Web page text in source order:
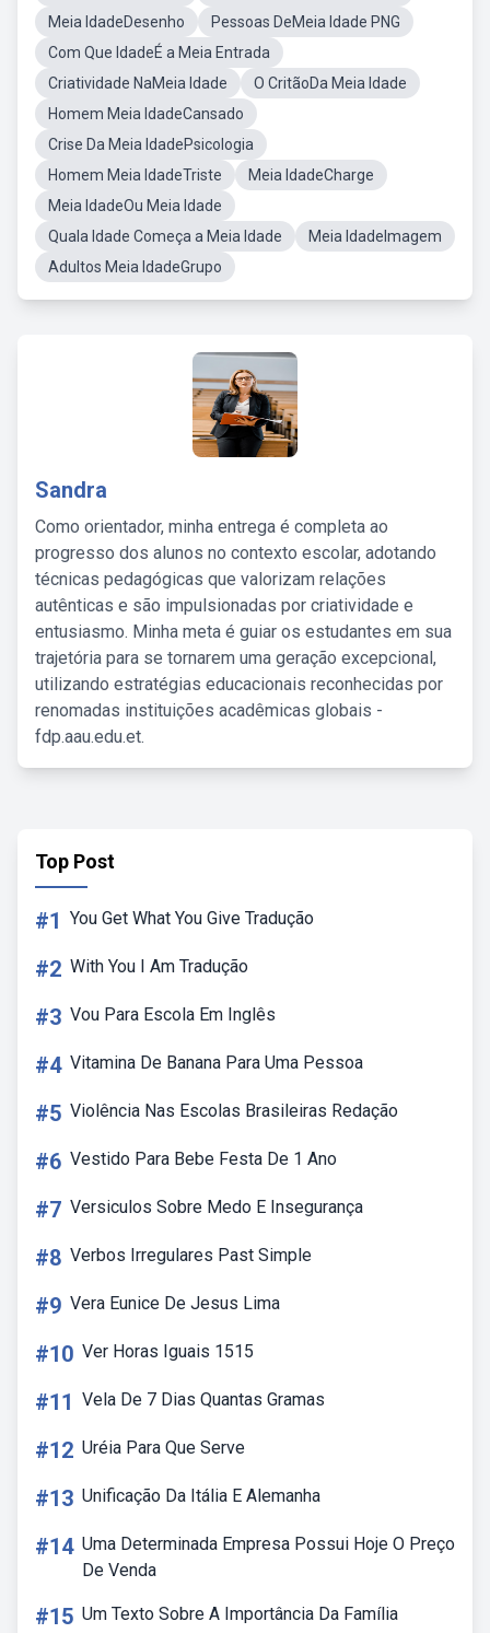
Meia IdadeDesenho
Pessoas DeMeia Idade PNG
Com Que IdadeÉ a Meia Entrada
Criatividade NaMeia Idade
O CritãoDa Meia Idade
Homem Meia IdadeCansado
Crise Da Meia IdadePsicologia
Homem Meia IdadeTriste
Meia IdadeCharge
Meia IdadeOu Meia Idade
Quala Idade Começa a Meia Idade
Meia IdadeImagem
Adultos Meia IdadeGrupo
Sandra
Como orientador, minha entrega é completa ao
progresso dos alunos no contexto escolar, adotando
técnicas pedagógicas que valorizam relações
autênticas e são impulsionadas por criatividade e
entusiasmo. Minha meta é guiar os estudantes em sua
trajetória para se tornarem uma geração excepcional,
utilizando estratégias educacionais reconhecidas por
renomadas instituições acadêmicas globais -
fdp.aau.edu.et.
Top Post
#1 You Get What You Give Tradução
#2 With You I Am Tradução
#3 Vou Para Escola Em Inglês
#4 Vitamina De Banana Para Uma Pessoa
#5 Violência Nas Escolas Brasileiras Redação
#6 Vestido Para Bebe Festa De 1 Ano
#7 Versiculos Sobre Medo E Insegurança
#8 Verbos Irregulares Past Simple
#9 Vera Eunice De Jesus Lima
#10 Ver Horas Iguais 1515
#11 Vela De 7 Dias Quantas Gramas
#12 Uréia Para Que Serve
#13 Unificação Da Itália E Alemanha
#14 Uma Determinada Empresa Possui Hoje O Preço
De Venda
#15 Um Texto Sobre A Importância Da Família